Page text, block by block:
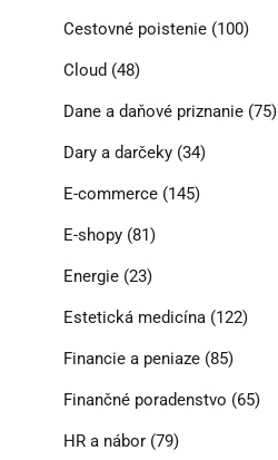
Cestovné poistenie(100)
Cloud (48)
Dane a daňové priznanie(75)
Dary a darčeky(34)
E-commerce(145)
E-shopy(81)
Energie(23)
Estetická medicína(122)
Financie a peniaze(85)
Finančné poradenstvo (65)
HR a nábor(79)